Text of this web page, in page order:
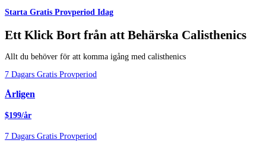
Starta Gratis Provperiod Idag
Ett Klick Bort från att Behärska Calisthenics
Allt du behöver för att komma igång med calisthenics
7 Dagars Gratis Provperiod
Årligen
$199/år
7 Dagars Gratis Provperiod